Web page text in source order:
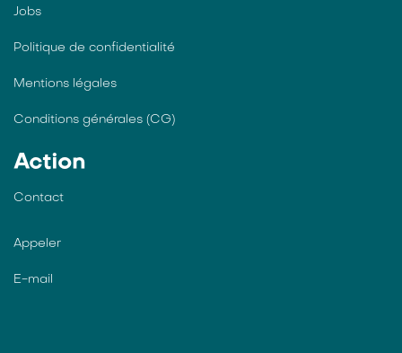
Jobs
Politique de confidentialité
Mentions légales
Conditions générales (CG)
Action
Contact
Appeler
E-mail